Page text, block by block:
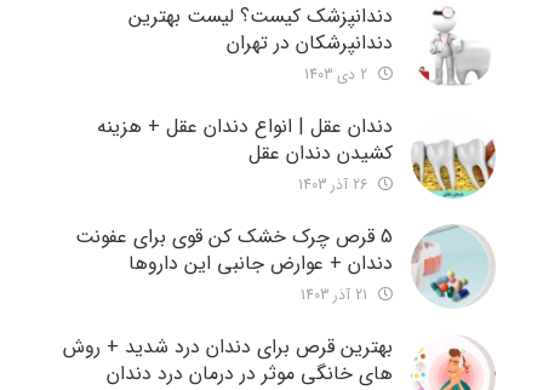
دندانپزشک کیست؟ لیست بهترین
دندانپرشکان در تهران
دندان عقل | انواع دندان عقل + هزینه
کشیدن دندان عقل
5 قرص چرک خشک کن قوی برای عفونت
دندان + عوارض جانبی این داروها
بهترین قرص برای دندان درد شدید + روش
های خانگی موثر در درمان درد دندان